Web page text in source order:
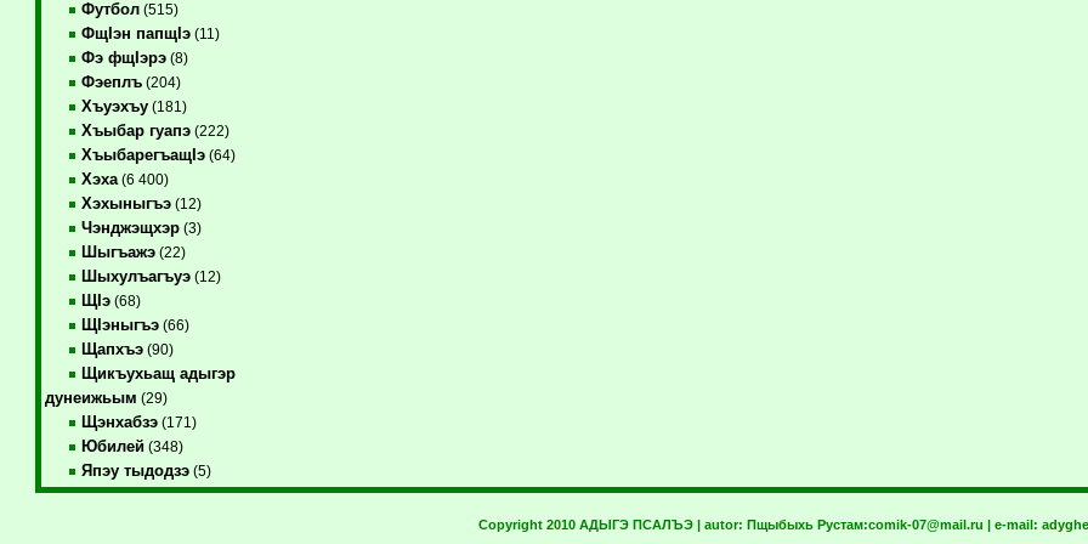
Футбол(515)
ФщIэн папщIэ(11)
Фэ фщIэрэ(8)
Фэеплъ(204)
Хъуэхъу(181)
Хъыбар гуапэ(222)
ХъыбарегъащIэ(64)
Хэха(6 400)
Хэхыныгъэ(12)
Чэнджэщхэр(3)
Шыгъажэ(22)
Шыхулъагъуэ(12)
ЩIэ(68)
ЩIэныгъэ(66)
Щапхъэ(90)
Щикъухьащ адыгэр
дунеижьым (29)
Щэнхабзэ(171)
Юбилей(348)
Япэу тыдодзэ(5)
Copyright 2010 АДЫГЭ ПСАЛЪЭ | autor: Пщыбыхь Рустам:comik-07@mail.ru | e-mail: